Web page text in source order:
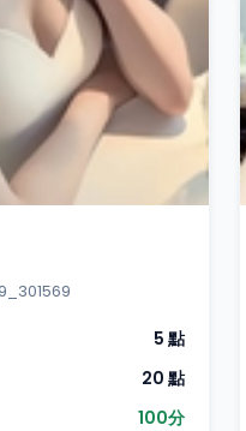
5 點
20 點
100分